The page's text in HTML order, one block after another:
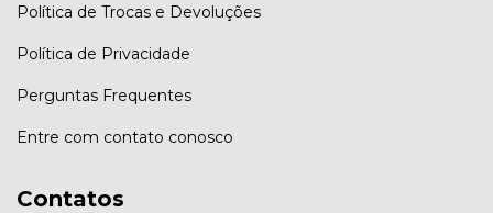
Política de Trocas e Devoluções
Política de Privacidade
Perguntas Frequentes
Entre com contato conosco
Contatos